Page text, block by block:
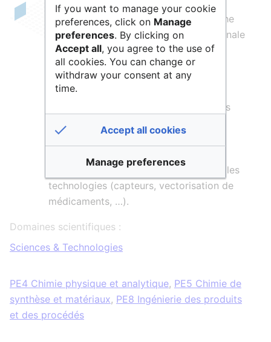
LeLCSest une unité mixte de recherche
UMR6506) duCNRS, de l’École Nationale
Supérieure des Ingénieurs de Caen
(ENSICAEN) et de l’Université de Caen
Normandie
et étudie leurs
propriétés afin d’optimiser leurs
performances dans le domaine de
durable, de l’énergie ou pour de nouvelles
technologies (capteurs, vectorisation de
médicaments, …).
Domaines scientifiques :
Sciences & Technologies
PE4 Chimie physique et analytique, PE5 Chimie de
synthèse et matériaux, PE8 Ingénierie des produits
et des procédés
If you want to manage your cookie
preferences, click on Manage
preferences. By clicking on
Accept all, you agree to the use of
all cookies. You can change or
withdraw your consent at any
time.
Accept all cookies
Manage preferences